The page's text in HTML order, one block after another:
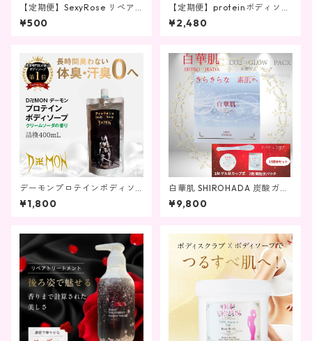
【定期便】SexyRose リペア
トリートメント350g 詰め替
え
¥500
【定期便】proteinボディソー
プ 450ｍＬ 昭和の喫茶店
のメロンソーダの香り
¥2,480
デーモンプロテインボディソ
ープ クリームソーダの香
り 詰換え用 400mL
¥1,800
白華肌 SHIROHADA 炭酸ガス
パック10回分 グローパック 製
法特許 炭酸ガスパック特許取
O2 10000PPM プレゼント 1
0回分セット グローパックプ
レシャス SHIRO HADA ナイア
シンアミド ヒト幹細胞エキス
フラーレン
¥9,800